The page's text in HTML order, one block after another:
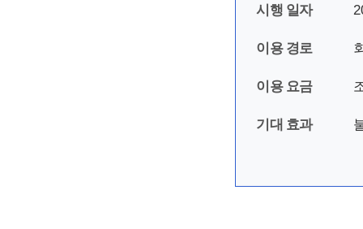
시행 일자
이용 경로
이용 요금
기대 효과